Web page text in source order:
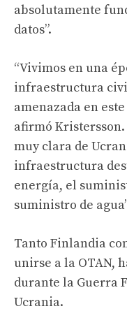
absolutamente
datos”.
“Vivimos en una
infraestructura
amenazada en
afirmó
muy clara de
infraestructura
energía, el
suministro de
Tanto Finlandia
unirse a la OTAN,
durante la Guerra
Ucrania.